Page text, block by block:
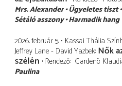
Mrs. Alexander Ügyeletes tiszt
Sétáló asszony Harmadik hang
2026. február 5. Kassai Thália
Jeffrey Lane - David Yazbek Nők
szélén Rendező Gardenö
Paulina